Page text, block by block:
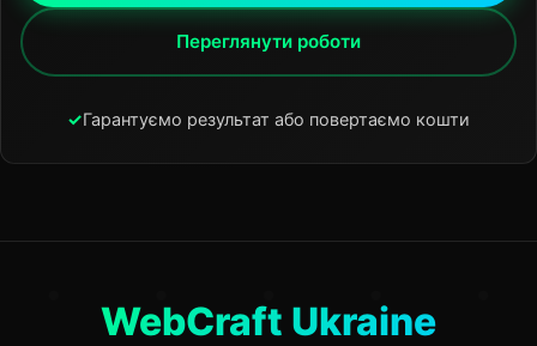
Переглянути роботи
✓Гарантуємо результат або повертаємо кошти
WebCraft Ukraine